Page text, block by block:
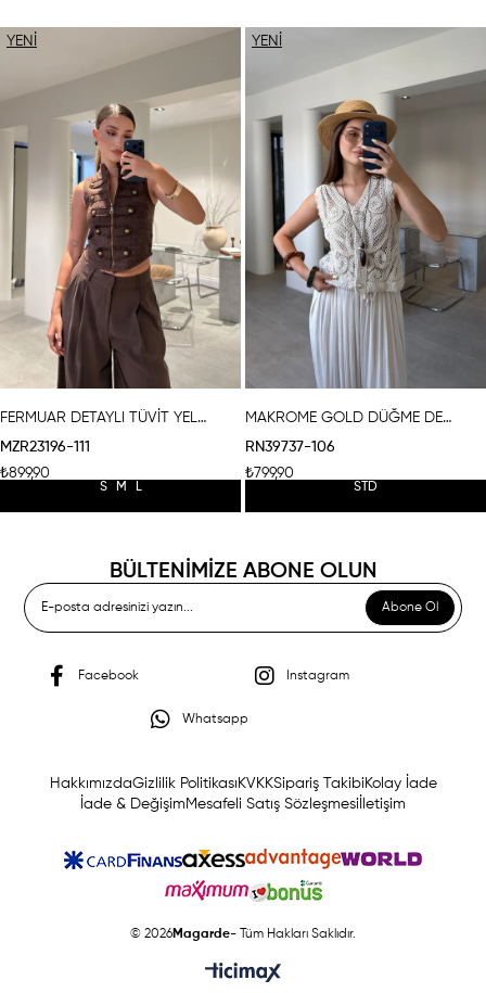
FERMUAR DETAYLI TÜVİT YELEK- KAHVERENGİ
MZR23196-111
₺899,90
YENI
S M L
MAKROME GOLD DÜĞME DETAYLI YELEK- BEJ
RN39737-106
₺799,90
YENI
STD
BÜLTENİMİZE ABONE OLUN
Abone Ol
Facebook Instagram
Whatsapp
HakkımızdaGizlilik Politikası KVKKSipariş Takibi Kolay İade
İade & Değişim Mesafeli Satış Sözleşmesi İletişim
© 2026Magarde- Tüm Hakları Saklıdır.